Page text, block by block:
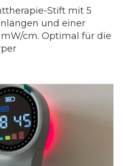
Stift mit 5
und einer
cm. Optimal für die